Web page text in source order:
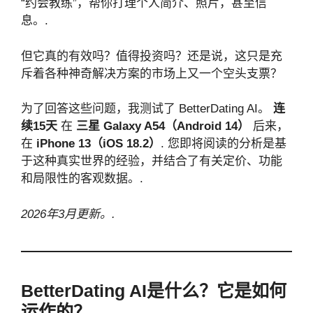
“约会教练”，帮你打理个人简介、照片，甚至信
息。.
但它真的有效吗？值得投资吗？还是说，这只是充
斥着各种神奇解决方案的市场上又一个空头支票？
为了回答这些问题，我测试了 BetterDating AI。 连
续15天 在 三星 Galaxy A54（Android 14）
后来，
在 iPhone 13（iOS 18.2） . 您即将阅读的分析是基
于这种真实世界的经验，并结合了有关定价、功能
和局限性的客观数据。.
2026年3月更新。.
BetterDating AI是什么？它是如何